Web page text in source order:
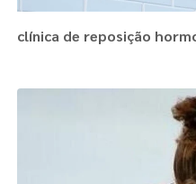
clínica de reposição